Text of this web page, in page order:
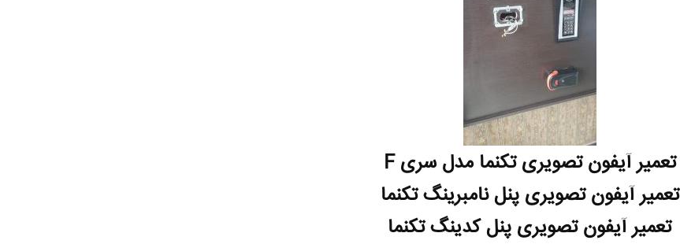
تعمیر آیفون تصویری تکنما مدل سری F
تعمیر آیفون تصویری پنل نامبرینگ تکنما
تعمیر آیفون تصویری پنل کدینگ تکنما